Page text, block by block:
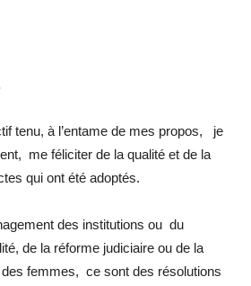
tenu, à l’entame de mes propos, je
me féliciter de la qualité et de la
qui ont été adoptés.
des institutions ou du
de la réforme judiciaire ou de la
femmes, ce sont des résolutions